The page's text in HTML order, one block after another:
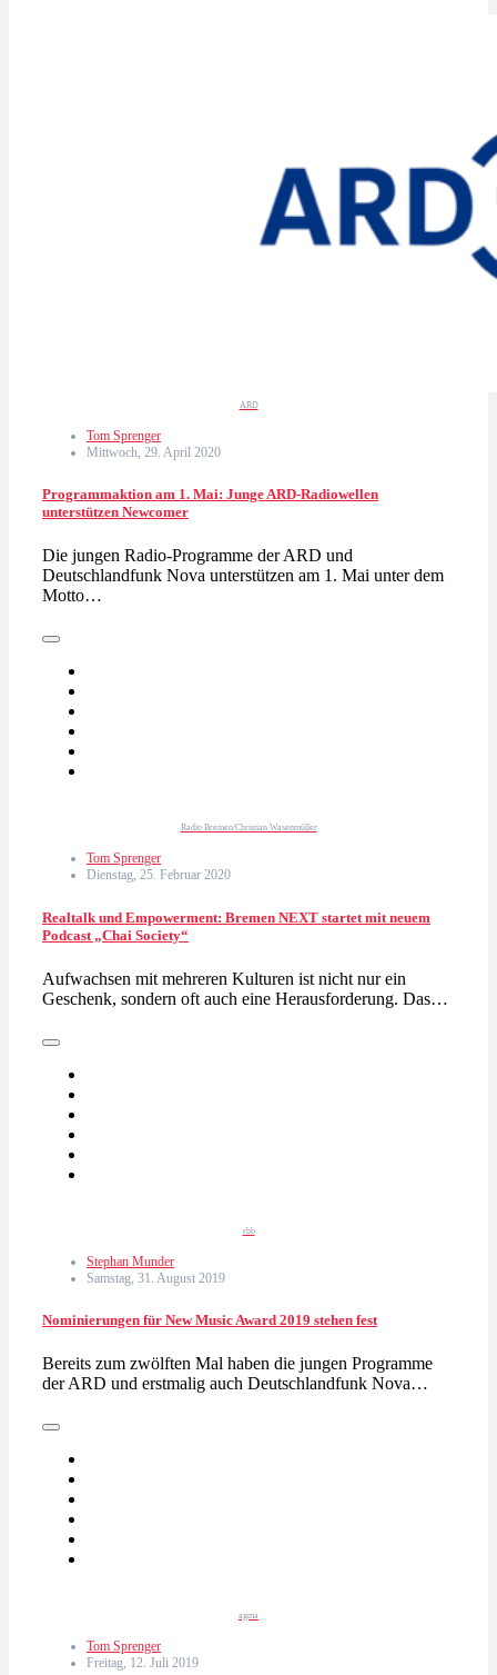
ARD
Tom Sprenger
Mittwoch, 29. April 2020
Programmaktion am 1. Mai: Junge ARD-Radiowellen
unterstützen Newcomer
Die jungen Radio-Programme der ARD und
Deutschlandfunk Nova unterstützen am 1. Mai unter dem
Motto…
Radio Bremen/Christian Wasenmüller
Tom Sprenger
Dienstag, 25. Februar 2020
Realtalk und Empowerment: Bremen NEXT startet mit neuem
Podcast „Chai Society“
Aufwachsen mit mehreren Kulturen ist nicht nur ein
Geschenk, sondern oft auch eine Herausforderung. Das…
rbb
Stephan Munder
Samstag, 31. August 2019
Nominierungen für New Music Award 2019 stehen fest
Bereits zum zwölften Mal haben die jungen Programme
der ARD und erstmalig auch Deutschlandfunk Nova…
agma
Tom Sprenger
Freitag, 12. Juli 2019